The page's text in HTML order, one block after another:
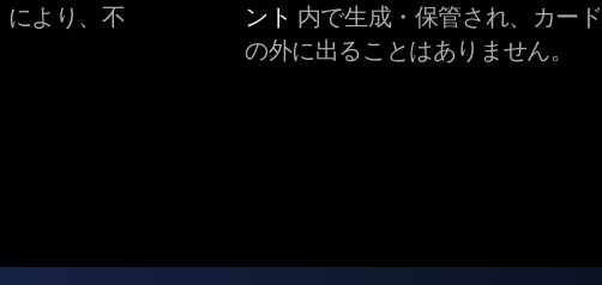
により、不
ント 内で生成・保管され、カード
の外に出ることはありません。